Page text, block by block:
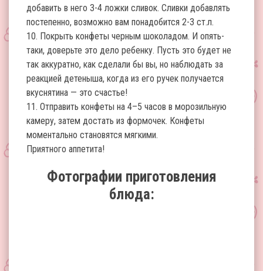
добавить в него 3-4 ложки сливок. Сливки добавлять
постепенно, возможно вам понадобится 2-3 ст.л.
10. Покрыть конфеты черным шоколадом. И опять-
таки, доверьте это дело ребенку. Пусть это будет не
так аккуратно, как сделали бы вы, но наблюдать за
реакцией детеныша, когда из его ручек получается
вкуснятина — это счастье!
11. Отправить конфеты на 4–5 часов в морозильную
камеру, затем достать из формочек. Конфеты
моментально становятся мягкими.
Приятного аппетита!
Фотографии приготовления
блюда: